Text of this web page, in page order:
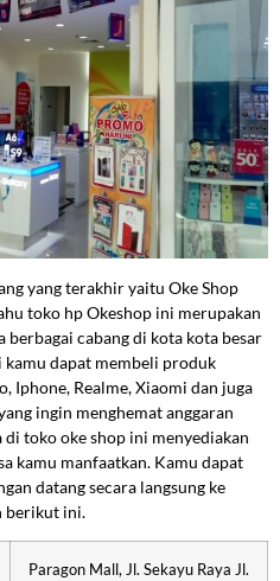
yang terakhir yaitu Oke Shop
toko hp Okeshop ini merupakan
berbagai cabang di kota kota besar
dapat membeli produk
Iphone, Realme, Xiaomi dan juga
ingin menghemat anggaran
toko oke shop ini menyediakan
kamu manfaatkan. Kamu dapat
datang secara langsung ke
berikut ini.
Paragon Mall, Jl. Sekayu Raya Jl.